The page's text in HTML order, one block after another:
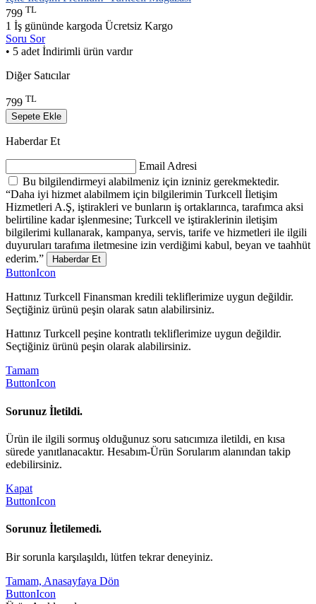
799 TL
1 İş gününde kargoda Ücretsiz Kargo
Soru Sor
• 5 adet İndirimli ürün vardır
Diğer Satıcılar
799 TL
Sepete Ekle
Haberdar Et
Email Adresi
Bu bilgilendirmeyi alabilmeniz için izniniz gerekmektedir.
“Daha iyi hizmet alabilmem için bilgilerimin Turkcell İletişim
Hizmetleri A.Ş, iştirakleri ve bunların iş ortaklarınca, tarafımca aksi
belirtiline kadar işlenmesine; Turkcell ve iştiraklerinin iletişim
bilgilerimi kullanarak, kampanya, servis, tarife ve hizmetleri ile ilgili
duyuruları tarafıma iletmesine izin verdiğimi kabul, beyan ve taahhüt
ederim.”
Haberdar Et
ButtonIcon
Hattınız Turkcell Finansman kredili tekliflerimize uygun değildir.
Seçtiğiniz ürünü peşin olarak satın alabilirsiniz.
Hattınız Turkcell peşine kontratlı tekliflerimize uygun değildir.
Seçtiğiniz ürünü peşin olarak alabilirsiniz.
Tamam
ButtonIcon
Sorunuz İletildi.
Ürün ile ilgili sormuş olduğunuz soru satıcımıza iletildi, en kısa
sürede yanıtlanacaktır. Hesabım-Ürün Sorularım alanından takip
edebilirsiniz.
Kapat
ButtonIcon
Sorunuz İletilemedi.
Bir sorunla karşılaşıldı, lütfen tekrar deneyiniz.
Tamam, Anasayfaya Dön
ButtonIcon